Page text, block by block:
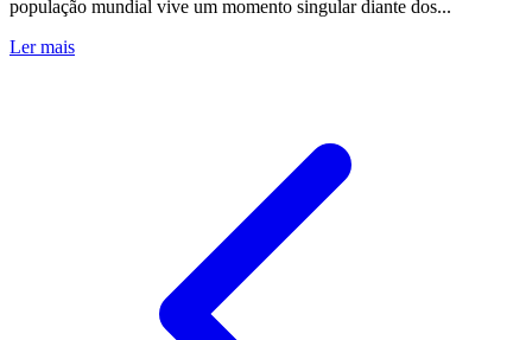
população mundial vive um momento singular diante dos...
Ler mais